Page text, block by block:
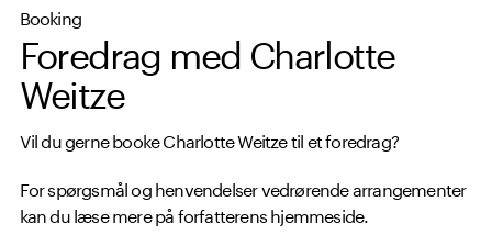
Booking
Foredrag med Charlotte
Weitze
Vil du gerne booke Charlotte Weitze til et foredrag?
For spørgsmål og henvendelser vedrørende arrangementer
kan du læse mere på forfatterens hjemmeside.